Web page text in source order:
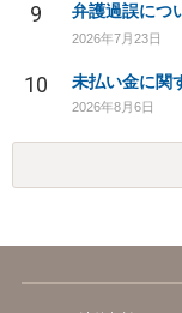
9
2026年7月23日
10 未払い金に関
2026年8月6日